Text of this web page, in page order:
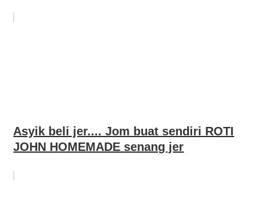
Asyik beli jer.... Jom buat sendiri ROTI
JOHN HOMEMADE senang jer